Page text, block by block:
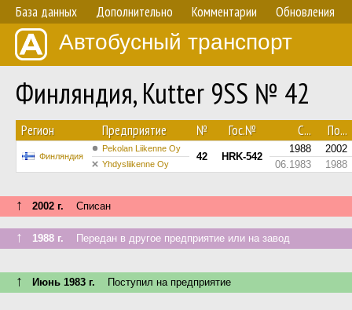
База данных Дополнительно Комментарии Обновления
Автобусный транспорт
Финляндия, Kutter 9SS № 42
Регион Предприятие № Гос.№ С... По...
Финляндия
Pekolan Liikenne Oy
42 HRK-542
1988 2002
Yhdysliikenne Oy 06.1983 1988
↑ 2002 г. Списан
↑ 1988 г. Передан в другое предприятие или на завод
↑ Июнь 1983 г. Поступил на предприятие